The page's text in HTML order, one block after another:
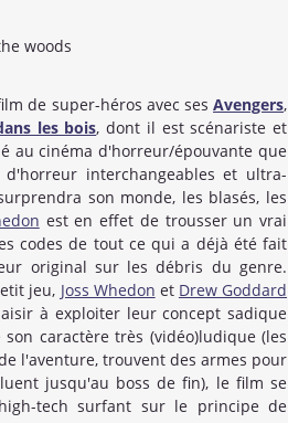
de super-héros avec sesAvengers,
les bois, dont il est scénariste et
au cinéma d'horreur/épouvante que
interchangeables et ultra-
son monde, les blasés, les
est en effet de trousser un vrai
codes de tout ce qui a déjà été fait
original sur les débris du genre.
jeu, Joss Whedon et Drew Goddard
à exploiter leur concept sadique
caractère très (vidéo)ludique (les
l'aventure, trouvent des armes pour
jusqu'au boss de fin), le film se
tech surfant sur le principe de